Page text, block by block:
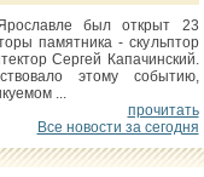
был открыт 23
памятника - скульптор
Сергей Капачинский.
этому событию,
...
прочитать
Все новости за сегодня